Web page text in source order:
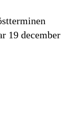
19 december